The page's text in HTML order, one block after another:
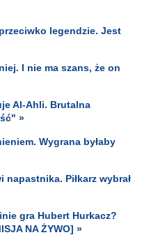
legendzie. Jest
I nie ma szans, że on
Al-Ahli. Brutalna
»
Wygrana byłaby
Piłkarz wybrał
gra Hubert Hurkacz?
NA ŻYWO] »